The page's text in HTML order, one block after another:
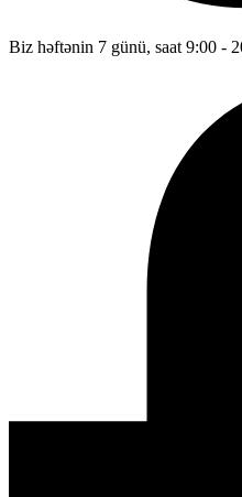
Biz həftənin 7 günü, saat 9:00 -